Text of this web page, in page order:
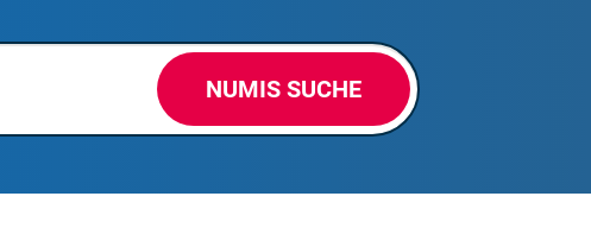
NUMIS SUCHE